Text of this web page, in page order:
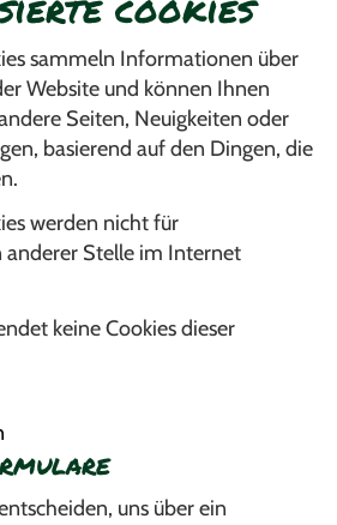
sammeln Informationen über
Website und können Ihnen
Seiten, Neuigkeiten oder
basierend auf den Dingen, die
werden nicht für
anderer Stelle im Internet
keine Cookies dieser
uns über ein